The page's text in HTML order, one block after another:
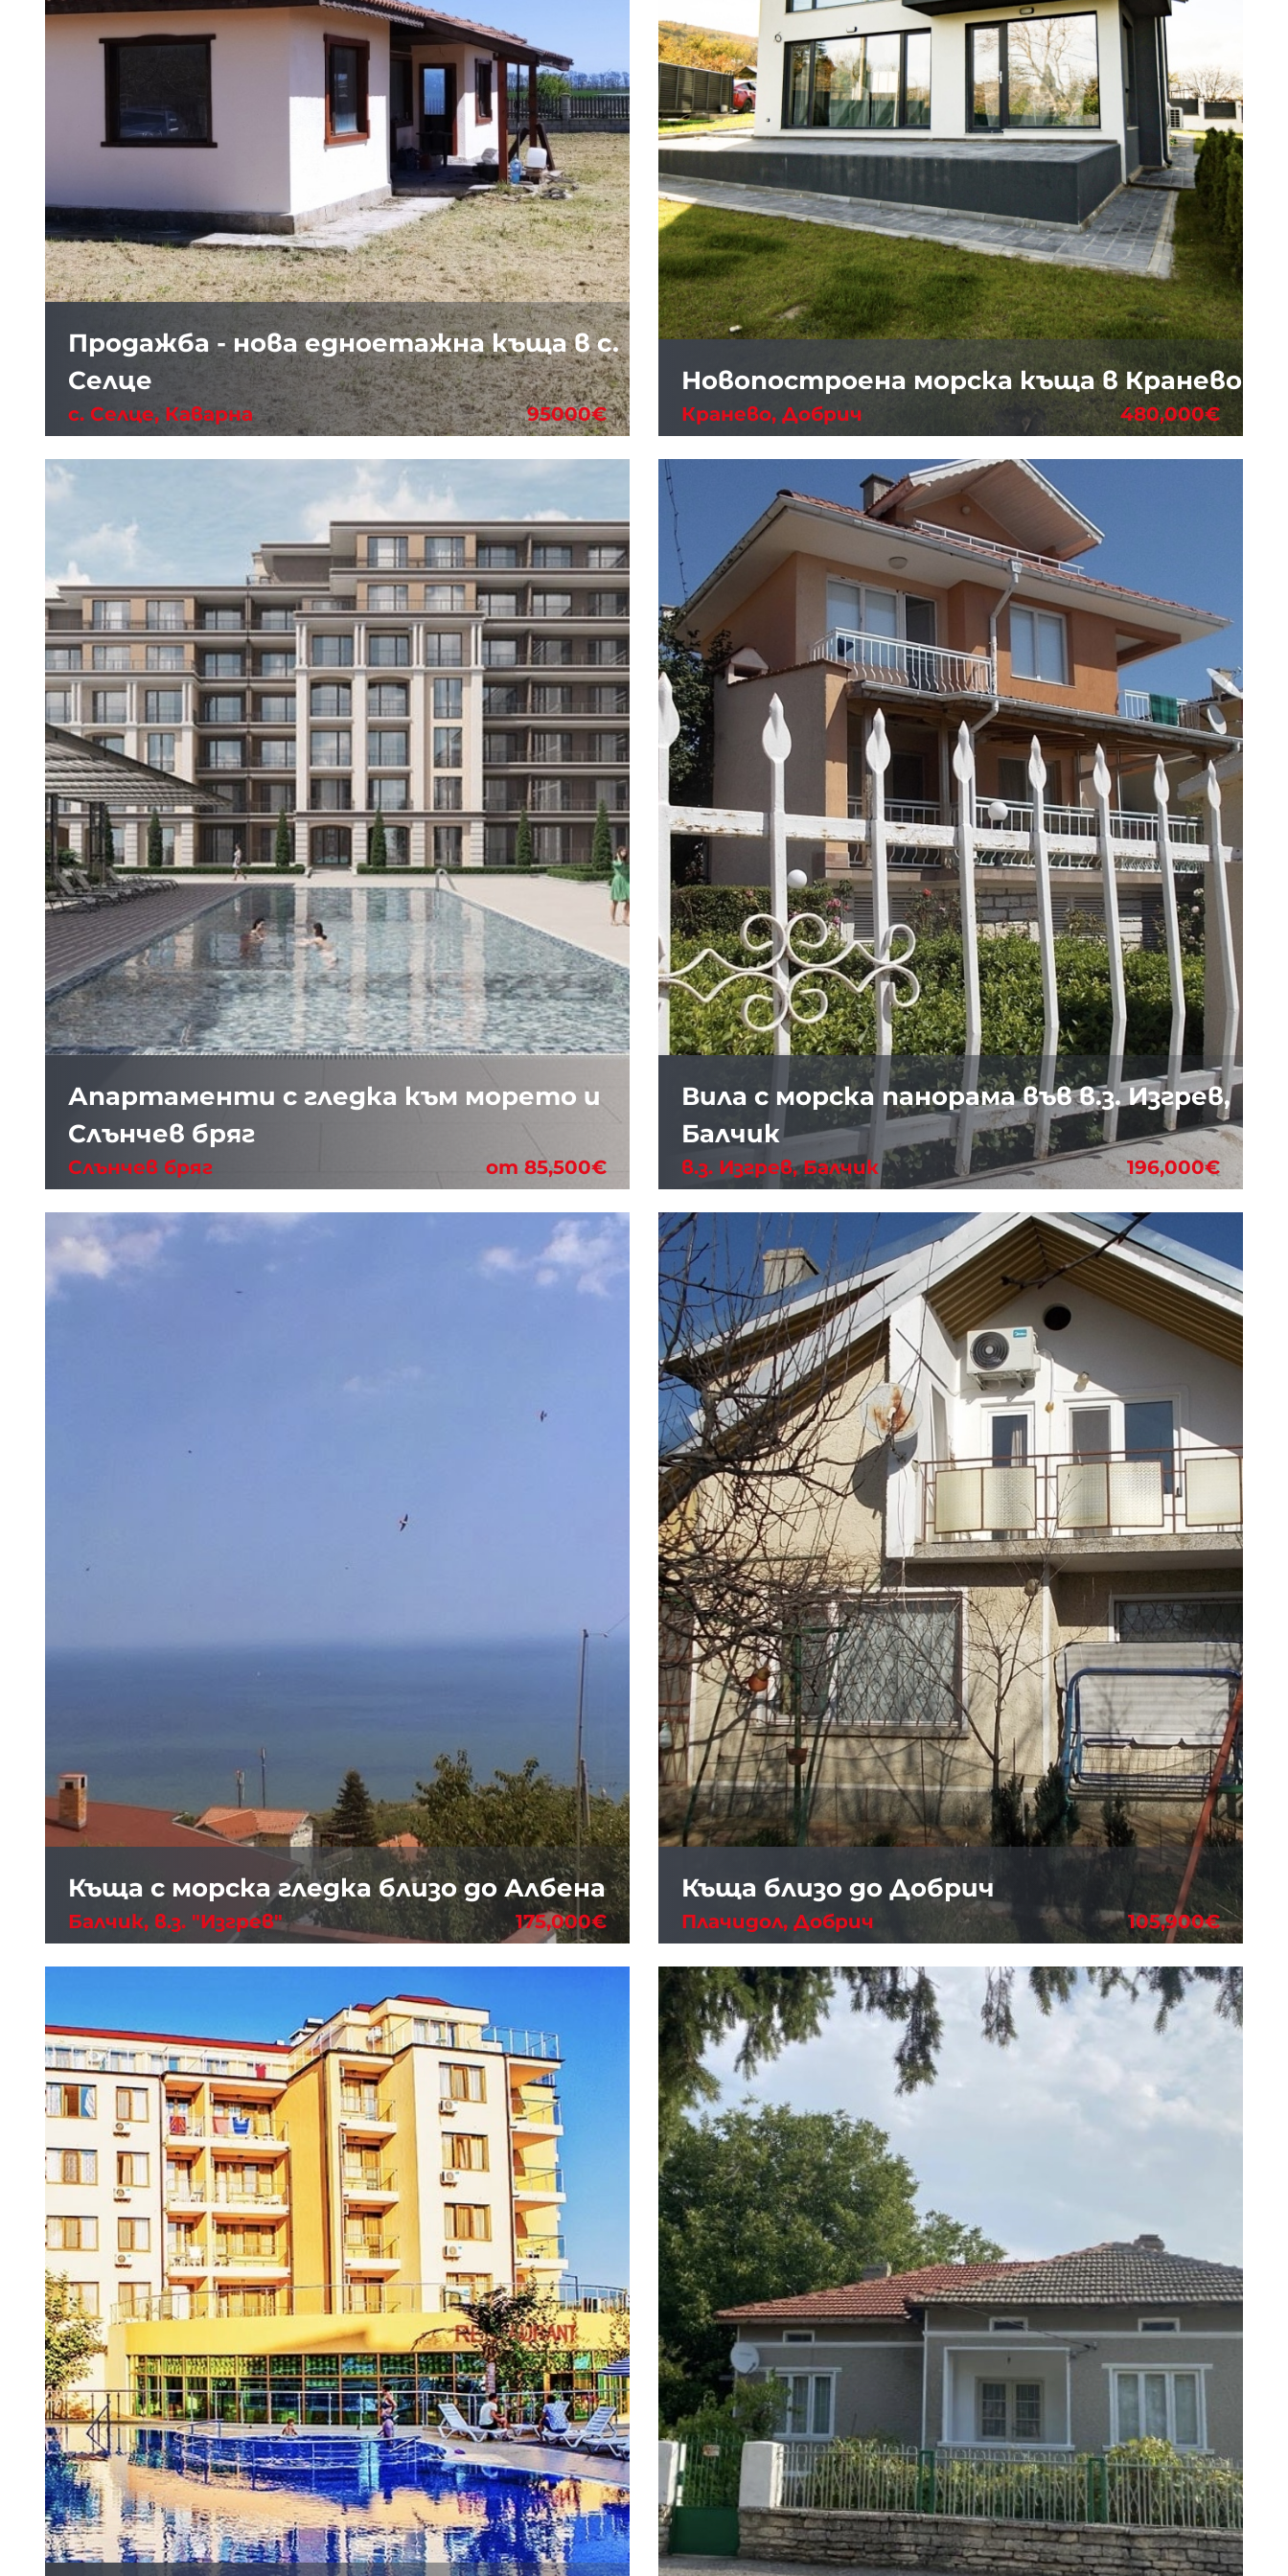
Продажба - нова едноетажна къща в с.
Селце
с. Селце, Каварна 95000€
Новопостроена морска къща в Кранево
Кранево, Добрич 480,000€
Апартаменти с гледка към морето и
Слънчев бряг
Слънчев бряг от 85,500€
Вила с морска панорама във в.з. Изгрев,
Балчик
в.з. Изгрев, Балчик 196,000€
Къща с морска гледка близо до Албена
Балчик, в.з. "Изгрев" 175,000€
Къща близо до Добрич
Плачидол, Добрич 105,900€